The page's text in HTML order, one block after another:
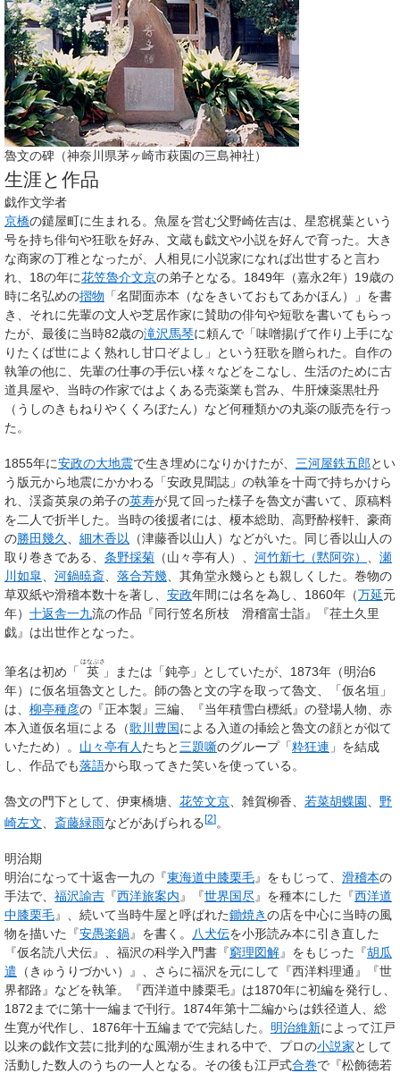
魯文の碑（神奈川県茅ヶ崎市萩園の三島神社）
生涯と作品
戯作文学者
京橋の鑓屋町に生まれる。魚屋を営む父野崎佐吉は、星窓梶葉という
号を持ち俳句や狂歌を好み、文蔵も戯文や小説を好んで育った。大き
な商家の丁稚となったが、人相見に小説家になれば出世すると言わ
れ、18の年に花笠魯介文京の弟子となる。1849年（嘉永2年）19歳の
時に名弘めの摺物 「名聞面赤本（なをきいておもてあかほん）」を書
き、それに先輩の文人や芝居作家に賛助の俳句や短歌を書いてもらっ
たが、最後に当時82歳の滝沢馬琴に頼んで「味噌揚げて作り上手にな
りたくば世によく熟れし甘口ぞよし」という狂歌を贈られた。自作の
執筆の他に、先輩の仕事の手伝い様々などをこなし、生活のために古
道具屋や、当時の作家ではよくある売薬業も営み、牛肝煉薬黒牡丹
（うしのきもねりやくくろぼたん）など何種類かの丸薬の販売を行っ
た。
1855年に安政の大地震で生き埋めになりかけたが、 三河屋鉄五郎とい
う版元から地震にかかわる「安政見聞誌」の執筆を十両で持ちかけら
れ、渓斎英泉の弟子の英寿が見て回った様子を魯文が書いて、原稿料
を二人で折半した。当時の後援者には、榎本総助、高野酔桜軒、豪商
の勝田幾久 細木香以
（津藤香以山人）などがいた。同じ香以山人の
取り巻きである、 条野採菊 （山々亭有人）、 河竹新七（黙阿弥）
瀬
川如皐
河鍋暁斎 落合芳幾 、其角堂永幾らとも親しくした。巻物の
草双紙や滑稽本数十を著し、 安政年間には名を為し、1860年（万延元
年） 十返舎一九流の作品『同行笠名所枝 滑稽富士詣』『荏土久里
戯』は出世作となった。
筆名は初め「 英
はなぶさ
」または「鈍亭」としていたが、1873年（明治6
年）に仮名垣魯文とした。師の魯と文の字を取って魯文、「仮名垣」
は、 柳亭種彦の『正本製』三編、『当年積雪白標紙』の登場人物、赤
本入道仮名垣による（歌川豊国による入道の挿絵と魯文の顔とが似て
いたため）。 山々亭有人たちと三題噺のグループ「粋狂連 」を結成
し、作品でも落語から取ってきた笑いを使っている。
魯文の門下として、伊東橋塘、 花笠文京 、雑賀柳香、 若菜胡蝶園
野
崎左文
斎藤緑雨などがあげられる[2]。
明治期
明治になって十返舎一九の『東海道中膝栗毛』をもじって、 滑稽本の
手法で、 福沢諭吉 『西洋旅案内 』『世界国尽』を種本にした『西洋道
中膝栗毛』、続いて当時牛屋と呼ばれた鋤焼きの店を中心に当時の風
物を描いた『安愚楽鍋』を書く。 八犬伝を小形読み本に引き直した
『仮名読八犬伝』、福沢の科学入門書『窮理図解』をもじった『胡瓜
遣 （きゅうりづかい）』、さらに福沢を元にして『西洋料理通』『世
界都路』などを執筆。『西洋道中膝栗毛』は1870年に初編を発行し、
1872までに第十一編まで刊行。1874年第十二編からは鉄径道人、総
生寛が代作し、1876年十五編までで完結した。 明治維新によって江戸
以来の戯作文芸に批判的な風潮が生まれる中で、プロの小説家として
活動した数人のうちの一人となる。その後も江戸式合巻で『松飾徳若